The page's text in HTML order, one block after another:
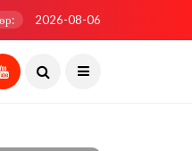
2026-08-06